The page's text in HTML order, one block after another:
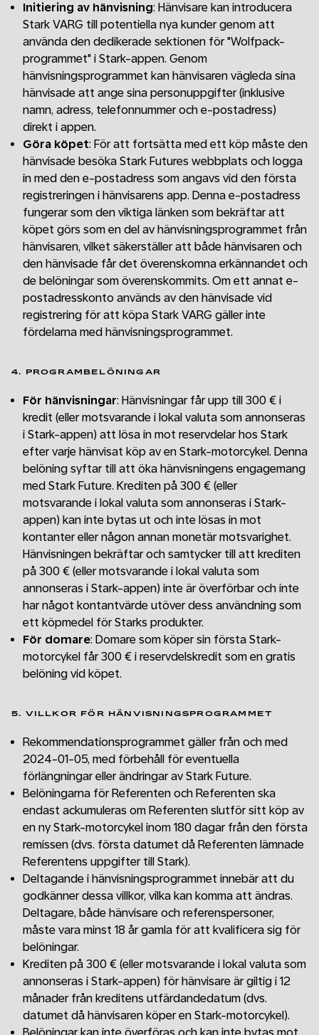
Initiering av hänvisning: Hänvisare kan introducera
Stark VARG till potentiella nya kunder genom att
använda den dedikerade sektionen för "Wolfpack-
programmet" i Stark-appen. Genom
hänvisningsprogrammet kan hänvisaren vägleda sina
hänvisade att ange sina personuppgifter (inklusive
namn, adress, telefonnummer och e-postadress)
direkt i appen.
Göra köpet: För att fortsätta med ett köp måste den
hänvisade besöka Stark Futures webbplats och logga
in med den e-postadress som angavs vid den första
registreringen i hänvisarens app. Denna e-postadress
fungerar som den viktiga länken som bekräftar att
köpet görs som en del av hänvisningsprogrammet från
hänvisaren, vilket säkerställer att både hänvisaren och
den hänvisade får det överenskomna erkännandet och
de belöningar som överenskommits. Om ett annat e-
postadresskonto används av den hänvisade vid
registrering för att köpa Stark VARG gäller inte
fördelarna med hänvisningsprogrammet.
4. PROGRAMBELÖNINGAR
För hänvisningar: Hänvisningar får upp till 300 € i
kredit (eller motsvarande i lokal valuta som annonseras
i Stark-appen) att lösa in mot reservdelar hos Stark
efter varje hänvisat köp av en Stark-motorcykel. Denna
belöning syftar till att öka hänvisningens engagemang
med Stark Future. Krediten på 300 € (eller
motsvarande i lokal valuta som annonseras i Stark-
appen) kan inte bytas ut och inte lösas in mot
kontanter eller någon annan monetär motsvarighet.
Hänvisningen bekräftar och samtycker till att krediten
på 300 € (eller motsvarande i lokal valuta som
annonseras i Stark-appen) inte är överförbar och inte
har något kontantvärde utöver dess användning som
ett köpmedel för Starks produkter.
För domare: Domare som köper sin första Stark-
motorcykel får 300 € i reservdelskredit som en gratis
belöning vid köpet.
5. VILLKOR FÖR HÄNVISNINGSPROGRAMMET
Rekommendationsprogrammet gäller från och med
2024-01-05, med förbehåll för eventuella
förlängningar eller ändringar av Stark Future.
Belöningarna för Referenten och Referenten ska
endast ackumuleras om Referenten slutför sitt köp av
en ny Stark-motorcykel inom 180 dagar från den första
remissen (dvs. första datumet då Referenten lämnade
Referentens uppgifter till Stark).
Deltagande i hänvisningsprogrammet innebär att du
godkänner dessa villkor, vilka kan komma att ändras.
Deltagare, både hänvisare och referenspersoner,
måste vara minst 18 år gamla för att kvalificera sig för
belöningar.
Krediten på 300 € (eller motsvarande i lokal valuta som
annonseras i Stark-appen) för hänvisare är giltig i 12
månader från kreditens utfärdandedatum (dvs.
datumet då hänvisaren köper en Stark-motorcykel).